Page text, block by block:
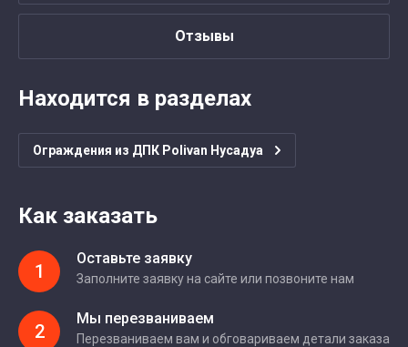
Отзывы
Находится в разделах
Ограждения из ДПК Polivan Нусадуа
Как заказать
1
Оставьте заявку
Заполните заявку на сайте или позвоните нам
2
Мы перезваниваем
Перезваниваем вам и обговариваем детали заказа